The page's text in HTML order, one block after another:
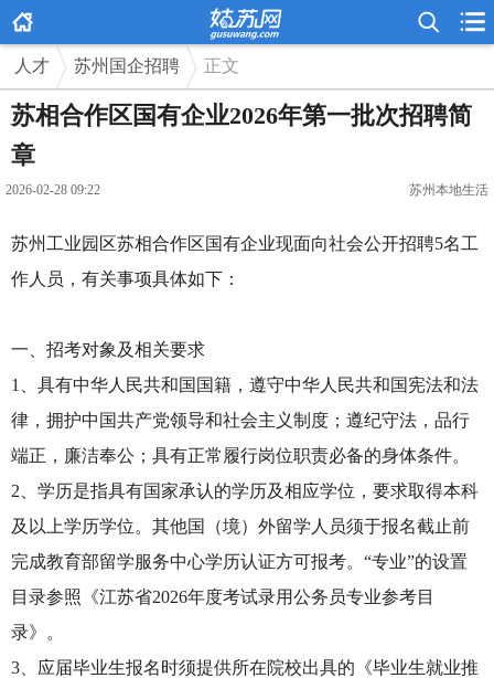
  
人才 苏州国企招聘 正文
苏相合作区国有企业2026年第一批次招聘简
章
2026-02-28 09:22 苏州本地生活
苏州工业园区苏相合作区国有企业现面向社会公开招聘5名工
作人员，有关事项具体如下：
一、招考对象及相关要求
1、具有中华人民共和国国籍，遵守中华人民共和国宪法和法
律，拥护中国共产党领导和社会主义制度；遵纪守法，品行
端正，廉洁奉公；具有正常履行岗位职责必备的身体条件。
2、学历是指具有国家承认的学历及相应学位，要求取得本科
及以上学历学位。其他国（境）外留学人员须于报名截止前
完成教育部留学服务中心学历认证方可报考。“专业”的设置
目录参照《江苏省2026年度考试录用公务员专业参考目
录》。
3、应届毕业生报名时须提供所在院校出具的《毕业生就业推